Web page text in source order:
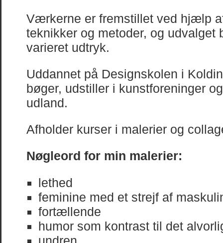
Værkerne er fremstillet ved hjælp
teknikker og metoder, og udvalget
varieret udtryk.
Uddannet på Designskolen i
bøger, udstiller i kunstforeninger
udland.
Afholder kurser i malerier og
Nøgleord for min malerier:
lethed
feminine med et strejf af
fortællende
humor som kontrast til det